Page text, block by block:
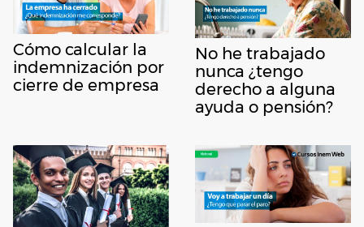
Cómo calcular la
indemnización por
cierre de empresa
No he trabajado
nunca ¿tengo
derecho a alguna
ayuda o pensión?